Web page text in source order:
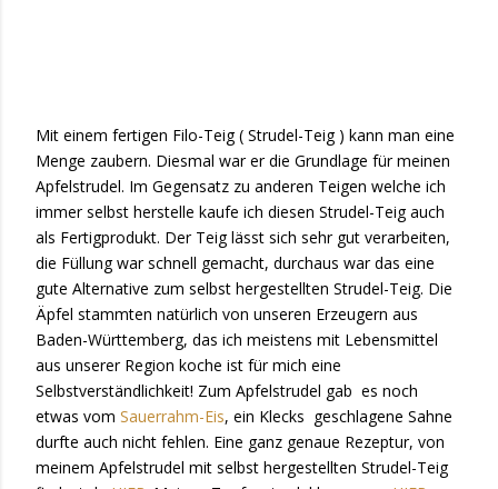
Mit einem fertigen Filo-Teig ( Strudel-Teig ) kann man eine
Menge zaubern. Diesmal war er die Grundlage für meinen
Apfelstrudel. Im Gegensatz zu anderen Teigen welche ich
immer selbst herstelle kaufe ich diesen Strudel-Teig auch
als Fertigprodukt. Der Teig lässt sich sehr gut verarbeiten,
die Füllung war schnell gemacht, durchaus war das eine
gute Alternative zum selbst hergestellten Strudel-Teig. Die
Äpfel stammten natürlich von unseren Erzeugern aus
Baden-Württemberg, das ich meistens mit Lebensmittel
aus unserer Region koche ist für mich eine
Selbstverständlichkeit! Zum Apfelstrudel gab es noch
etwas vom Sauerrahm-Eis, ein Klecks geschlagene Sahne
durfte auch nicht fehlen. Eine ganz genaue Rezeptur, von
meinem Apfelstrudel mit selbst hergestellten Strudel-Teig